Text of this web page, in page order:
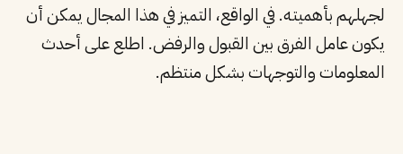
لجهلهم بأهميته. في الواقع، التميز في هذا المجال يمكن أن
يكون عامل الفرق بين القبول والرفض. اطلع على أحدث
المعلومات والتوجهات بشكل منتظم.